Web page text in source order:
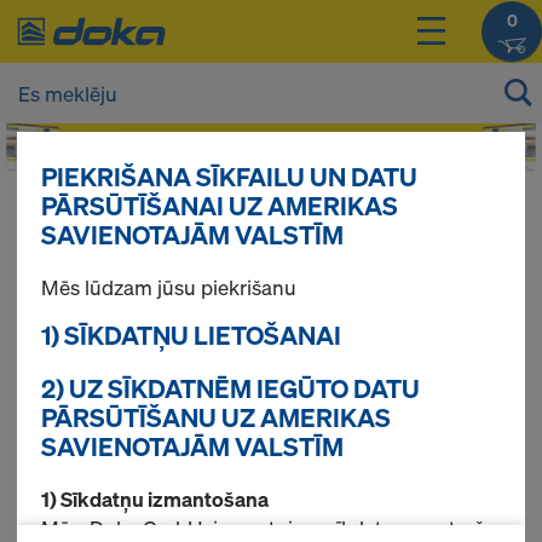
0
Reģistrēties
Reģistrējoties Jūs varat izmantot visas Doka
tiešsaistes veikala funkcijas.
Izmantot reģistrācijas kodu – ja tāds ir
pieejams
PIEKRIŠANA SĪKFAILU UN DATU
PĀRSŪTĪŠANAI UZ AMERIKAS
SAVIENOTAJĀM VALSTĪM
Mēs lūdzam jūsu piekrišanu
1) SĪKDATŅU LIETOŠANAI
2) UZ SĪKDATNĒM IEGŪTO DATU
PĀRSŪTĪŠANU UZ AMERIKAS
SAVIENOTAJĀM VALSTĪM
1) Sīkdatņu izmantošana
Mēs, Doka GmbH, izmantojam sīkdatnes un trešo